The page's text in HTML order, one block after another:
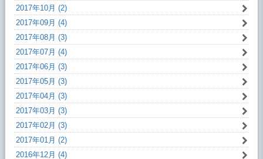
2017年10月 (2)
2017年09月 (4)
2017年08月 (3)
2017年07月 (4)
2017年06月 (3)
2017年05月 (3)
2017年04月 (3)
2017年03月 (3)
2017年02月 (3)
2017年01月 (2)
2016年12月 (4)